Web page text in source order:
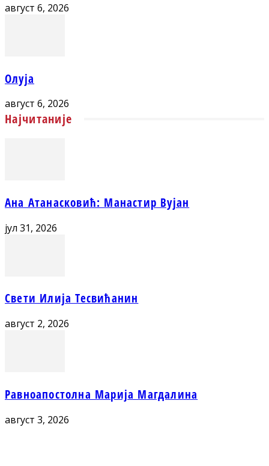
август 6, 2026
Олуја
август 6, 2026
Најчитаније
Ана Атанасковић: Манастир Вујан
јул 31, 2026
Свети Илија Тесвићанин
август 2, 2026
Равноапостолна Марија Магдалина
август 3, 2026